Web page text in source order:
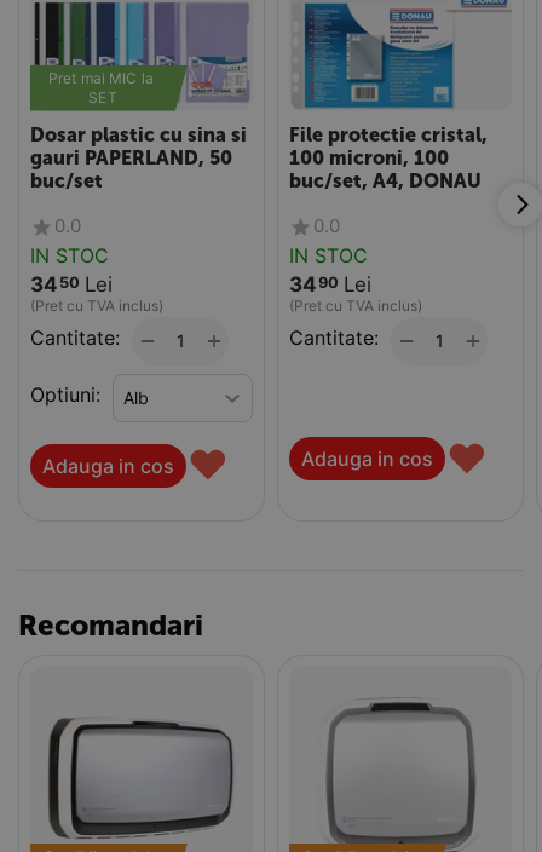
Pret mai MIC la
SET
Dosar plastic cu sina si
gauri PAPERLAND, 50
buc/set
0.0
IN STOC
34 50 Lei
(Pret cu TVA inclus)
Cantitate: +
−
Optiuni:
Adauga in cos ♥
File protectie cristal,
100 microni, 100
buc/set, A4, DONAU
0.0
IN STOC
3490 Lei
(Pret cu TVA inclus)
Cantitate: +
−
Adauga in cos ♥
Recomandari